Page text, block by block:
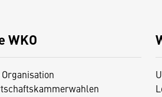
WKO
Organisation